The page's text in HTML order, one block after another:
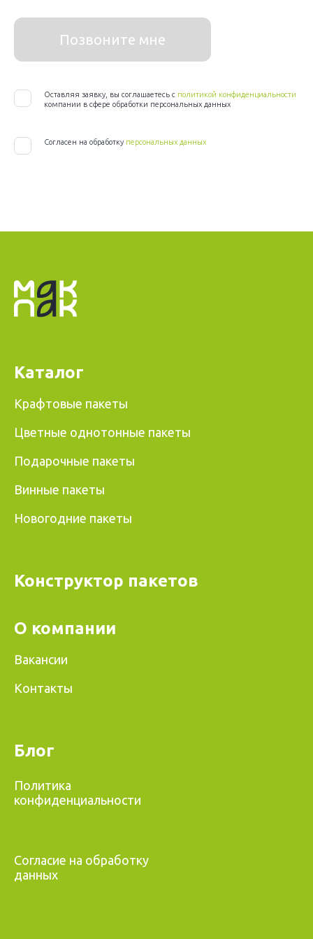
Позвоните мне
Оставляя заявку, вы соглашаетесь с политикой конфиденциальности
компании в сфере обработки персональных данных
Согласен на обработку персональных данных
Каталог
Крафтовые пакеты
Цветные однотонные пакеты
Подарочные пакеты
Винные пакеты
Новогодние пакеты
Конструктор пакетов
О компании
Вакансии
Контакты
Блог
Политика
конфиденциальности
Согласие на обработку
данных